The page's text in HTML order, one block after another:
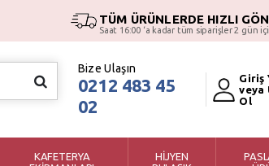
TÜM ÜRÜNLERDE HIZLI
Saat 16:00 ‘a kadar tüm siparişler 2 gün
Bize Ulaşın
0212 483 45
02
Giriş
veya
Ol
KAFETERYA
HİJYEN